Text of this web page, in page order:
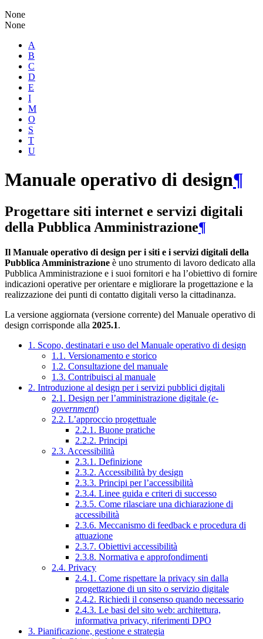
None
None
A
B
C
D
E
I
M
O
S
T
U
Manuale operativo di design¶
Progettare siti internet e servizi digitali
della Pubblica Amministrazione¶
Il Manuale operativo di design per i siti e i servizi digitali della
Pubblica Amministrazione è uno strumento di lavoro dedicato alla
Pubblica Amministrazione e i suoi fornitori e ha l’obiettivo di fornire
indicazioni operative per orientare e migliorare la progettazione e la
realizzazione dei punti di contatto digitali verso la cittadinanza.
La versione aggiornata (versione corrente) del Manuale operativo di
design corrisponde alla 2025.1.
1. Scopo, destinatari e uso del Manuale operativo di design
1.1. Versionamento e storico
1.2. Consultazione del manuale
1.3. Contribuisci al manuale
2. Introduzione al design per i servizi pubblici digitali
2.1. Design per l’amministrazione digitale (e-
government)
2.2. L’approccio progettuale
2.2.1. Buone pratiche
2.2.2. Principi
2.3. Accessibilità
2.3.1. Definizione
2.3.2. Accessibilità by design
2.3.3. Principi per l’accessibilità
2.3.4. Linee guida e criteri di successo
2.3.5. Come rilasciare una dichiarazione di
accessibilità
2.3.6. Meccanismo di feedback e procedura di
attuazione
2.3.7. Obiettivi accessibilità
2.3.8. Normativa e approfondimenti
2.4. Privacy
2.4.1. Come rispettare la privacy sin dalla
progettazione di un sito o servizio digitale
2.4.2. Richiedi il consenso quando necessario
2.4.3. Le basi del sito web: architettura,
informativa privacy, riferimenti DPO
3. Pianificazione, gestione e strategia